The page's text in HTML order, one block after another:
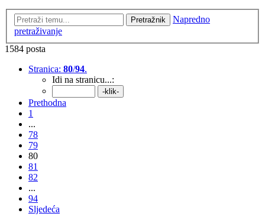
Pretražnik
Napredno
pretraživanje
1584 posta
Stranica: 80/94.
Idi na stranicu...:
Prethodna
1
...
78
79
80
81
82
...
94
Sljedeća